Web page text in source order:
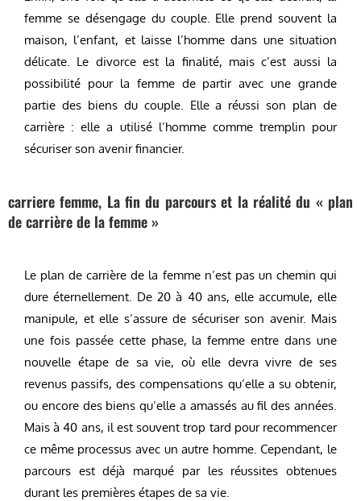
femme se désengage du couple. Elle prend souvent la
maison, l’enfant, et laisse l’homme dans une situation
délicate. Le divorce est la finalité, mais c’est aussi la
possibilité pour la femme de partir avec une grande
partie des biens du couple. Elle a réussi son plan de
carrière : elle a utilisé l’homme comme tremplin pour
sécuriser son avenir financier.
carriere femme, La fin du parcours et la réalité du « plan
de carrière de la femme »
Le plan de carrière de la femme n’est pas un chemin qui
dure éternellement. De 20 à 40 ans, elle accumule, elle
manipule, et elle s’assure de sécuriser son avenir. Mais
une fois passée cette phase, la femme entre dans une
nouvelle étape de sa vie, où elle devra vivre de ses
revenus passifs, des compensations qu’elle a su obtenir,
ou encore des biens qu’elle a amassés au fil des années.
Mais à 40 ans, il est souvent trop tard pour recommencer
ce même processus avec un autre homme. Cependant, le
parcours est déjà marqué par les réussites obtenues
durant les premières étapes de sa vie.